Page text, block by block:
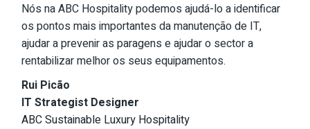
Nós na ABC Hospitality podemos ajudá-lo a identificar
os pontos mais importantes da manutenção de IT,
ajudar a prevenir as paragens e ajudar o sector a
rentabilizar melhor os seus equipamentos.
Rui Picão
IT Strategist Designer
ABC Sustainable Luxury Hospitality